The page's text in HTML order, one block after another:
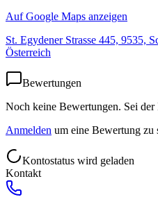
Auf Google Maps anzeigen
St. Egydener Strasse 445, 9535,
Österreich
Bewertungen
Noch keine Bewertungen. Sei der
Anmelden um eine Bewertung zu
Kontostatus wird geladen
Kontakt